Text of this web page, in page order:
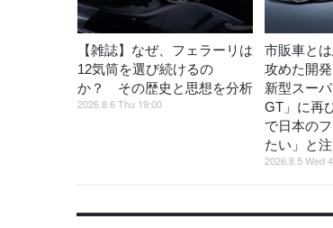
【雑誌】なぜ、フェラーリは
12気筒を選び続けるの
か？ その歴史と思想を分析
2026.8.6 Thu 19:00
市販車と
攻めた開
新型スー
GT」に再
で日本の
たい」と注
2026.8.5 Wed